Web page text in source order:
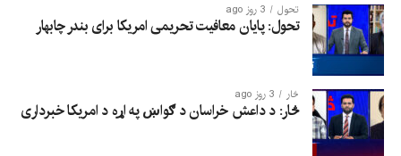
تحول 3 روز ago
تحول: پایان معافیت تحریمی امریکا برای بندر چابهار
څار 3 روز ago
څار: د داعش خراسان د ګواښ په اړه د امریکا خبرداری